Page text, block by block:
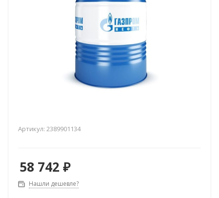
Артикул: 2389901134
58 742 ₽
Нашли дешевле?